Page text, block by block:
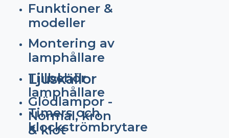
Funktioner &
modeller
Montering av
lamphållare
Tillbehör
lamphållare
Timers och
klockströmbrytare
Ljuskällor
Glödlampor -
Normal, kron
& klot